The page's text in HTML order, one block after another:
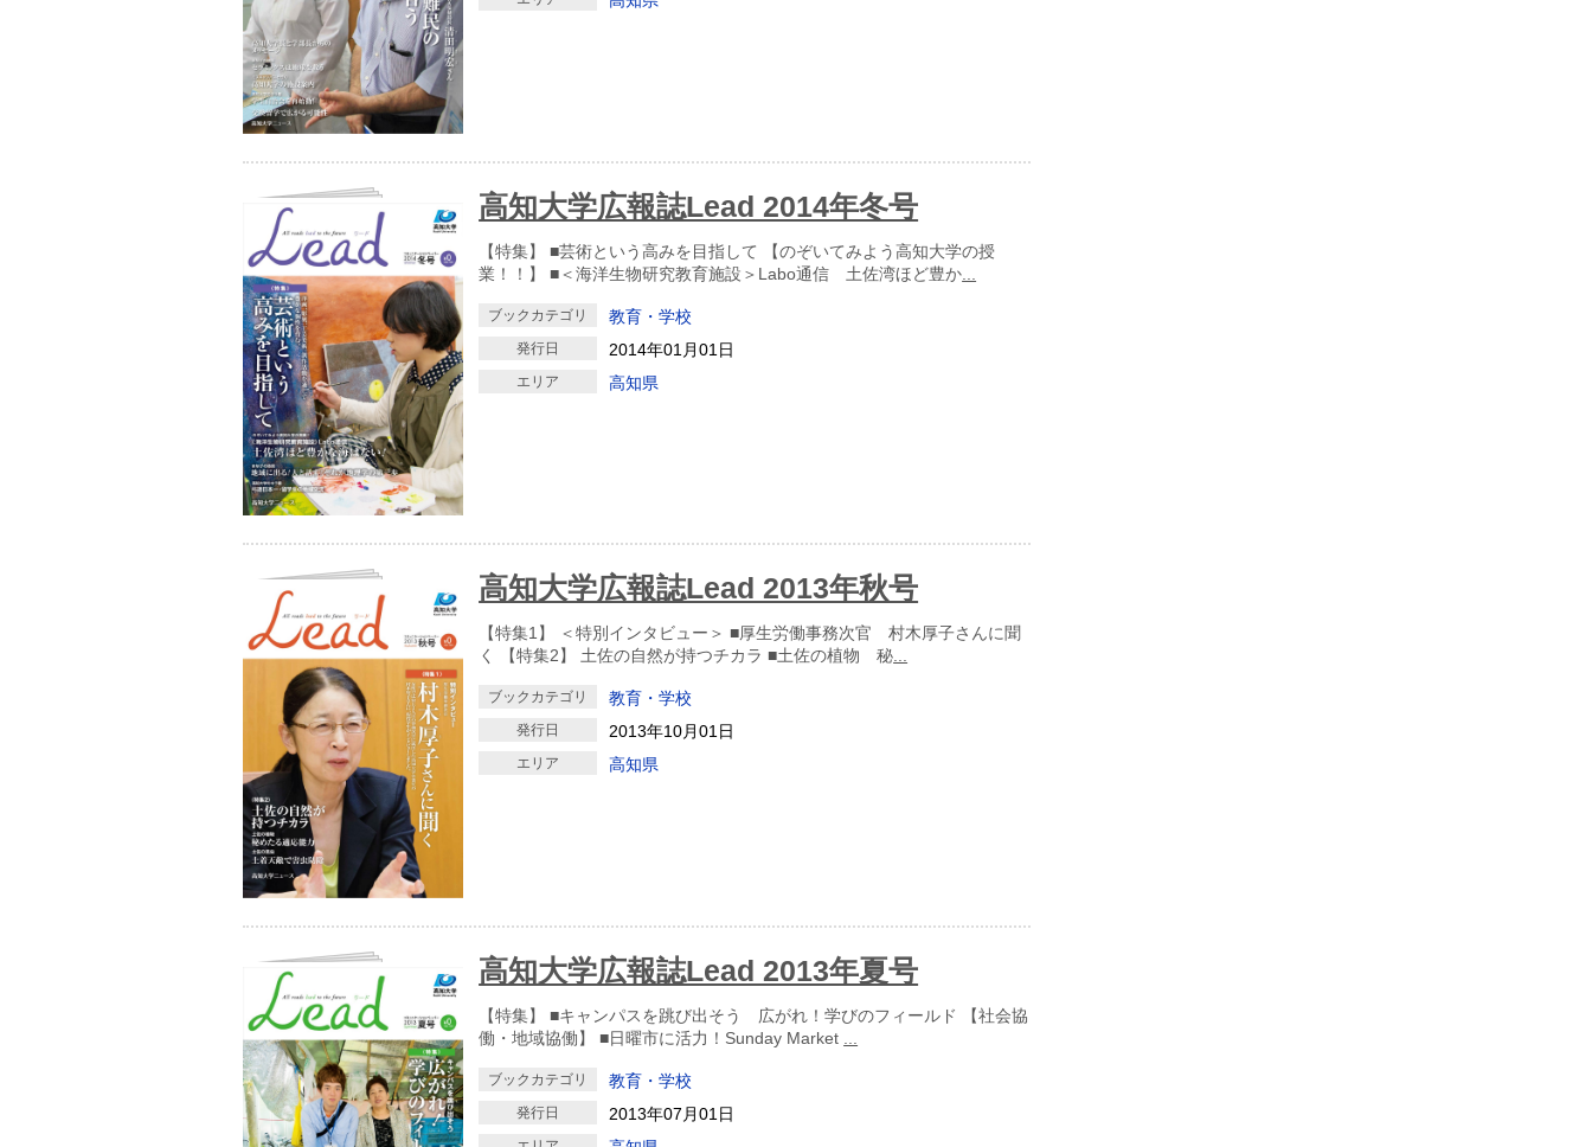
高知大学広報誌Lead 2014年冬号
【特集】 ■芸術という高みを目指して 【のぞいてみよう高知大学の授
業！！】 ■＜海洋生物研究教育施設＞Labo通信 土佐湾ほど豊か
ブックカテゴリ 教育・学校
発行日 2014年01月01日
エリア 高知県
高知大学広報誌Lead 2013年秋号
【特集1】 ＜特別インタビュー＞ ■厚生労働事務次官 村木厚子さんに聞
く 【特集2】 土佐の自然が持つチカラ ■土佐の植物 秘...
ブックカテゴリ 教育・学校
発行日 2013年10月01日
エリア 高知県
高知大学広報誌Lead 2013年夏号
【特集】 ■キャンパスを跳び出そう 広がれ！学びのフィールド 【社会協
働・地域協働】 ■日曜市に活力！Sunday Market
ブックカテゴリ 教育・学校
発行日 2013年07月01日